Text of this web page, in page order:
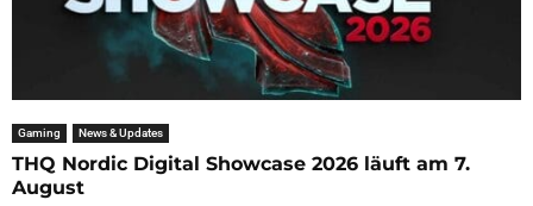
Gaming News & Updates
THQ Nordic Digital Showcase 2026 läuft am 7.
August